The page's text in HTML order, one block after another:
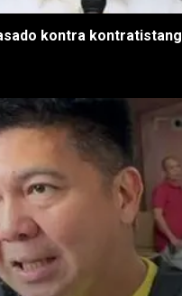
kontra kontratistang